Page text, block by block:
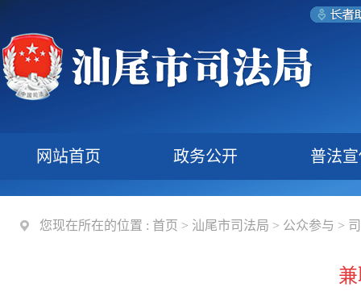
网站首页 政务公开 普法
您现在所在的位置 : 首页 > 汕尾市司法局 > 公众参与 >